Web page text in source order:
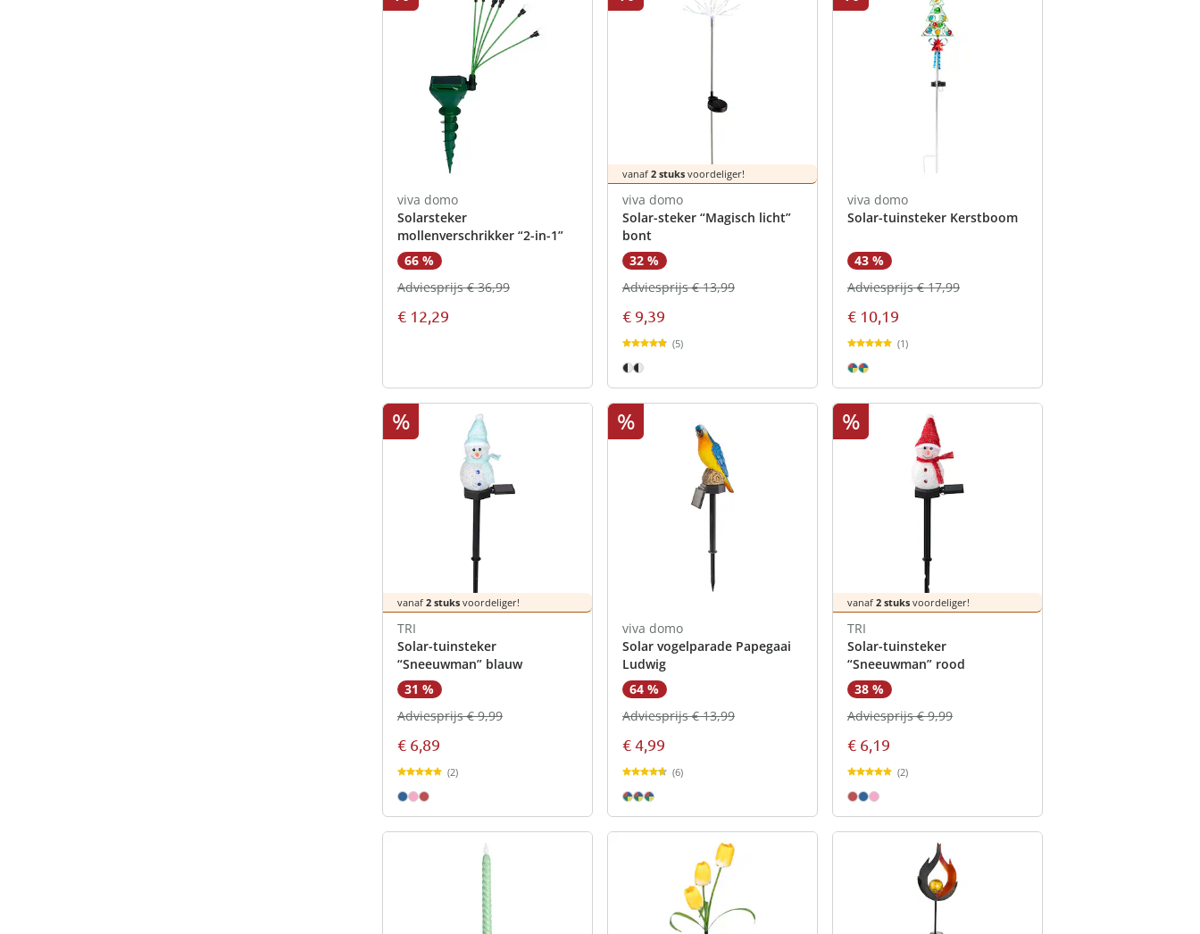
viva domo
Solarsteker
mollenverschrikker “2-in-1”
66 %
€ 12,29
Adviesprijs € 36,99
vanaf 2 stuks voordeliger!
viva domo
Solar-steker “Magisch licht”
bont
32 %
€ 9,39
Adviesprijs € 13,99
(5)
viva domo
Solar-tuinsteker Kerstboom
43 %
€ 10,19
Adviesprijs € 17,99
(1)
%
vanaf 2 stuks voordeliger!
TRI
Solar-tuinsteker
“Sneeuwman” blauw
31 %
€ 6,89
Adviesprijs € 9,99
(2)
%
viva domo
Solar vogelparade Papegaai
Ludwig
64 %
€ 4,99
Adviesprijs € 13,99
(6)
%
vanaf 2 stuks voordeliger!
TRI
Solar-tuinsteker
“Sneeuwman” rood
38 %
€ 6,19
Adviesprijs € 9,99
(2)